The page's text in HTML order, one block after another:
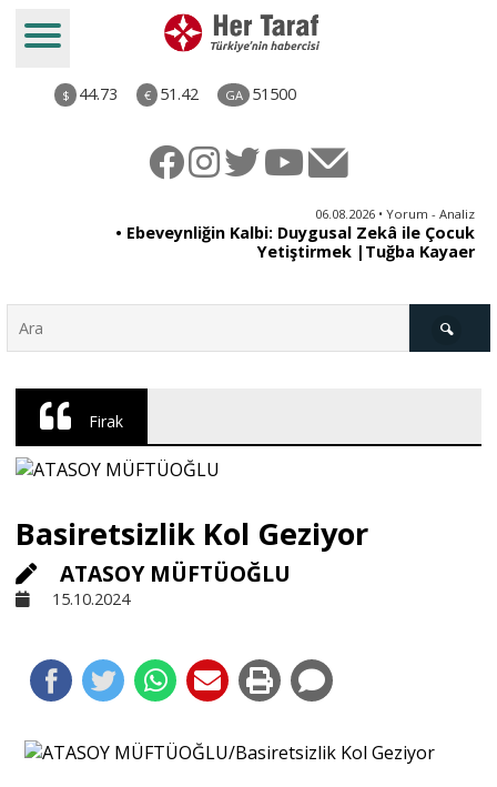
$ 44.73 € 51.42 GA 51500
06.08.2026 • Yorum - Analiz
• Ebeveynliğin Kalbi: Duygusal Zekâ ile Çocuk
Yetiştirmek |Tuğba Kayaer
Derkenar
Sivil Toplum
Ekonomi
Firak
Basiretsizlik Kol Geziyor
ATASOY MÜFTÜOĞLU
15.10.2024